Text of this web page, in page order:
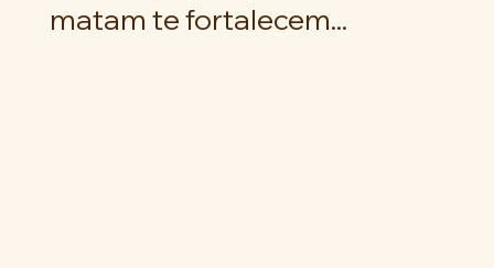
matam te fortalecem...